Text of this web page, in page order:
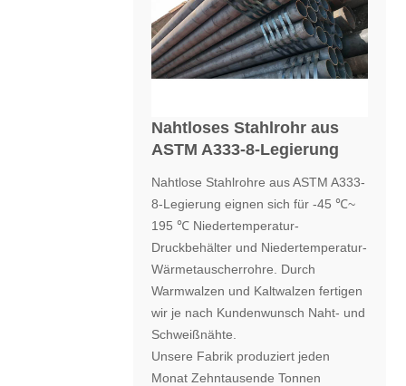
Nahtloses Stahlrohr aus
ASTM A333-8-Legierung
Nahtlose Stahlrohre aus ASTM A333-
8-Legierung eignen sich für -45 ℃~
195 ℃ Niedertemperatur-
Druckbehälter und Niedertemperatur-
Wärmetauscherrohre. Durch
Warmwalzen und Kaltwalzen fertigen
wir je nach Kundenwunsch Naht- und
Schweißnähte.
Unsere Fabrik produziert jeden
Monat Zehntausende Tonnen